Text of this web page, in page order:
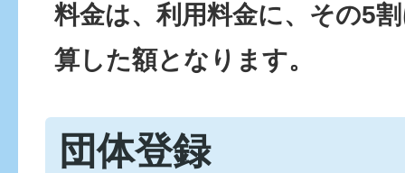
料金は、利用料金に、その5
算した額となります。
団体登録